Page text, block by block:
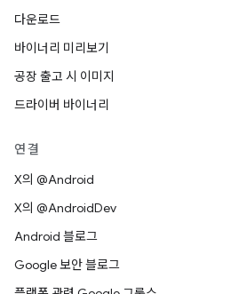
다운로드
바이너리 미리보기
공장 출고 시 이미지
드라이버 바이너리
연결
X의 @Android
X의 @AndroidDev
Android 블로그
Google 보안 블로그